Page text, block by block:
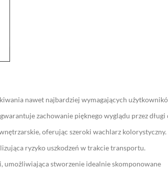
nawet najbardziej wymagających
zachowanie pięknego wyglądu przez długi
oferując szeroki wachlarz kolorystyczny.
ryzyko uszkodzeń w trakcie transportu.
umożliwiająca stworzenie idealnie skomponowane